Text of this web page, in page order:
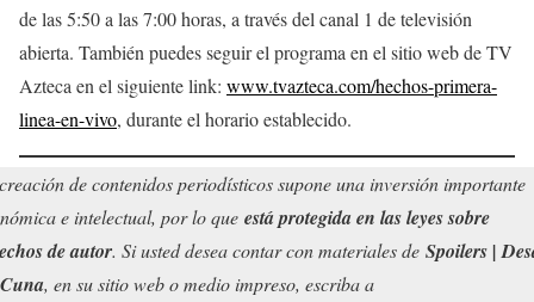
de las 5:50 a las 7:00 horas, a través del canal 1 de televisión
abierta. También puedes seguir el programa en el sitio web de TV
Azteca en el siguiente link: www.tvazteca.com/hechos-primera-
linea-en-vivo, durante el horario establecido.
de contenidos periodísticos supone una inversión importante
e intelectual, por lo que está protegida en las leyes sobre
de autor. Si usted desea contar con materiales de Spoilers |
, en su sitio web o medio impreso, escriba a